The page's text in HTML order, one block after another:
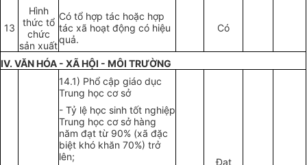
13
Hình
thức tổ
chức
sản xuất
Có tổ hợp tác hoặc hợp
tác xã hoạt động có hiệu
quả.
Có
IV. VĂN HÓA - XÃHỘI - MÔI TRƯỜNG
14.1) Phổ cập giáo dục
Trung học cơ sở
- Tỷ lệ học sinh tốt nghiệp
Trung học cơ sở hàng
năm đạt từ 90% (xã đặc
biệt khó khăn 70%)trở
lên;
Đạt